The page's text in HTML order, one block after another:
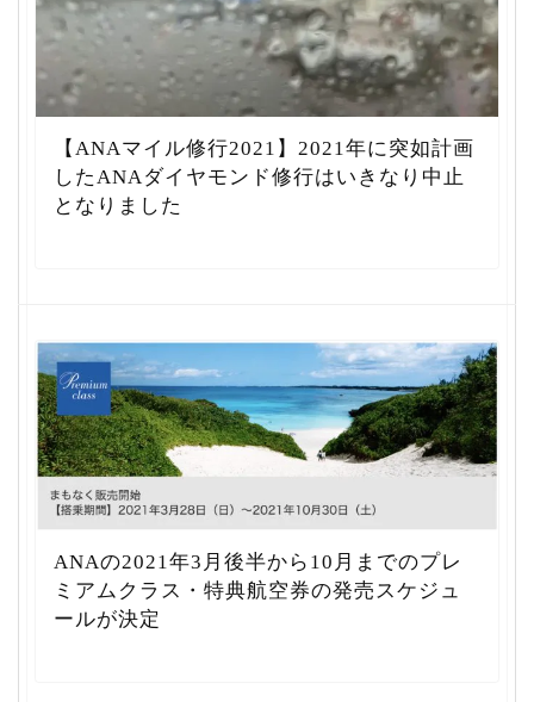
【ANAマイル修行2021】2021年に突如計画
したANAダイヤモンド修行はいきなり中止
となりました
ANAの2021年3月後半から10月までのプレ
ミアムクラス・特典航空券の発売スケジュ
ールが決定